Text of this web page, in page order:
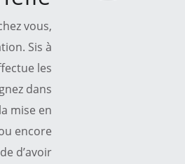
vous,
Sis à
les
dans
mise en
encore
d’avoir